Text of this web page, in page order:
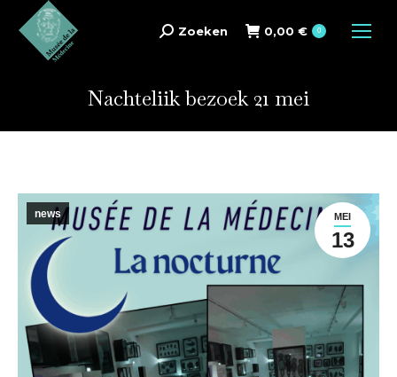
Search:
Zoeken 0,00 € 0
Nachteliik bezoek 21 mei
MEI
13
news